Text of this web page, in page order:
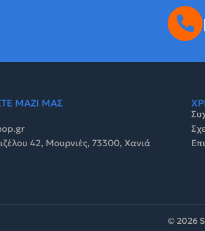
ΜΑΖΙ ΜΑΣ
42, Μουρνιές, 73300, Χανιά
© 2026